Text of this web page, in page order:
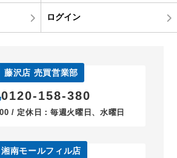
ログイン
藤沢店 売買営業部
0120-158-380
/ 定休日：毎週火曜日、水曜日
湘南モールフィル店